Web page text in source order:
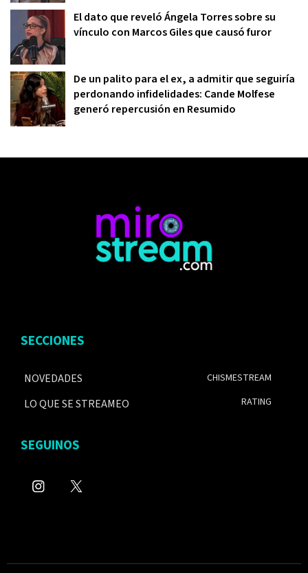
El dato que reveló Ángela Torres sobre su
vínculo con Marcos Giles que causó furor
De un palito para el ex, a admitir que seguiría
perdonando infidelidades: Cande Molfese
generó repercusión en Resumido
SECCIONES
NOVEDADES
LO QUE SE STREAMEO
CHISMESTREAM
RATING
SEGUINOS